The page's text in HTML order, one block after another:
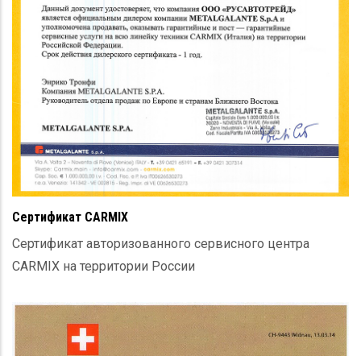
Сертификат CARMIX
Сертификат авторизованного сервисного центра
CARMIX на территории России